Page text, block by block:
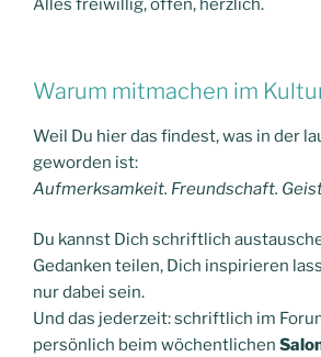
Alles freiwillig, offen, herzlich.
Warum mitmachen im
Weil Du hier das findest, was in der
geworden ist:
Aufmerksamkeit. Freundschaft.
Du kannst Dich schriftlich
Gedanken teilen, Dich inspirieren
nur dabei sein.
Und das jederzeit: schriftlich im
persönlich beim wöchentlichen